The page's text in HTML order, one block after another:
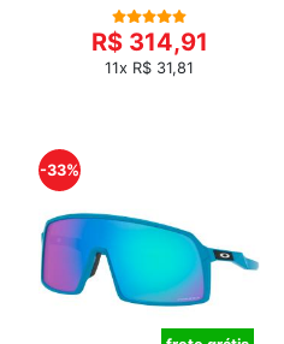
R$ 314,91
11x R$ 31,81
-33%